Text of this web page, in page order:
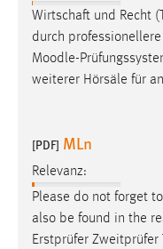
Wirtschaft und Recht
durch
Moodle-
weiterer Hörsäle für
[PDF] MLn
Relevanz:
Please do not forget
also be found in the
Erstprüfer Zweitprüfer